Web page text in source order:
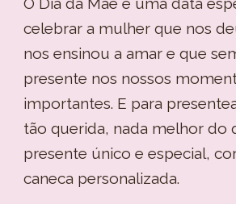
celebrar a mulher que nos
nos ensinou a amar e que
presente nos nossos
importantes. E para
tão querida, nada melhor do
presente único e especial,
caneca personalizada.